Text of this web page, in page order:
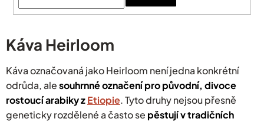
Káva Heirloom
Káva označovaná jako Heirloom není jedna konkrétní
odrůda, alesouhrnné označení pro původní, divoce
rostoucí arabiky zEtiopie. Tyto druhy nejsou přesně
geneticky rozdělené a často se pěstují v tradičních